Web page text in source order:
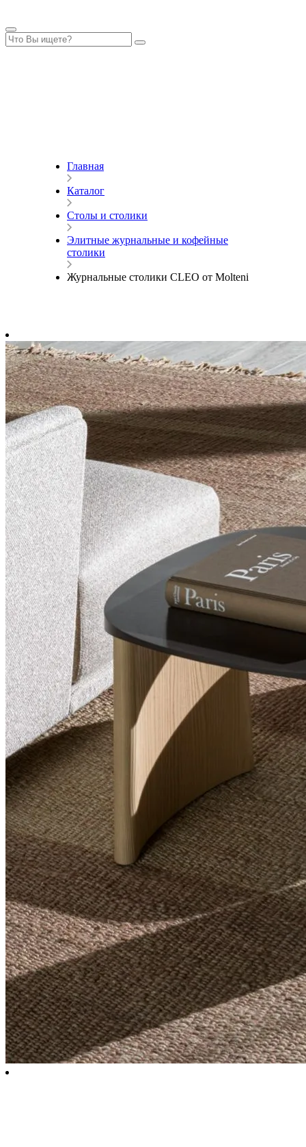
Главная
Каталог
Столы и столики
Элитные журнальные и кофейные
столики
Журнальные столики CLEO от Molteni